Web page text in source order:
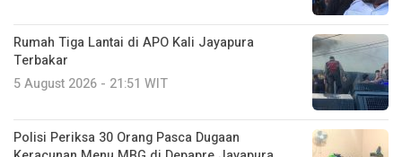
Rumah Tiga Lantai di APO Kali Jayapura
Terbakar
5 August 2026 - 21:51 WIT
Polisi Periksa 30 Orang Pasca Dugaan